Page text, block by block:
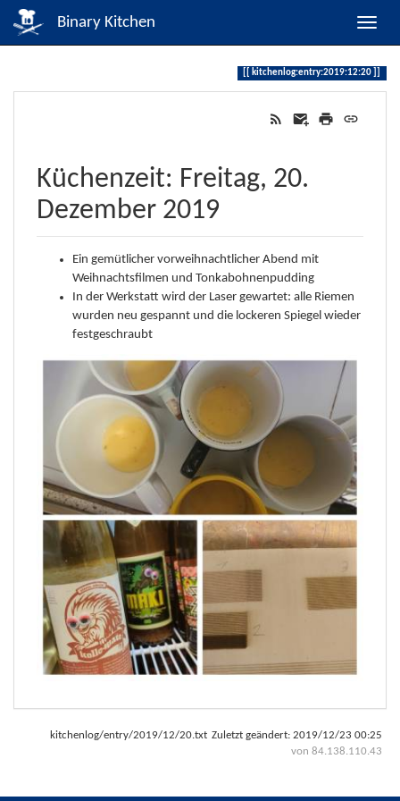
Binary Kitchen
kitchenlog:entry:2019:12:20
Küchenzeit: Freitag, 20.
Dezember 2019
Ein gemütlicher vorweihnachtlicher Abend mit
Weihnachtsfilmen und Tonkabohnenpudding
In der Werkstatt wird der Laser gewartet: alle Riemen
wurden neu gespannt und die lockeren Spiegel wieder
festgeschraubt
kitchenlog/entry/2019/12/20.txt Zuletzt geändert: 2019/12/23 00:25
von 84.138.110.43